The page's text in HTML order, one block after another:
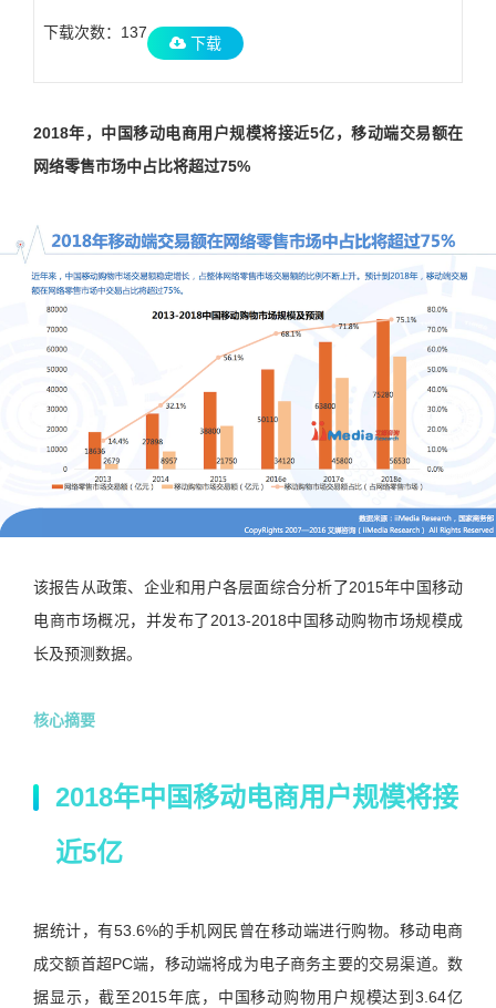
下载次数：137
下载
2018年，中国移动电商用户规模将接近5亿，移动端交易额在
网络零售市场中占比将超过75%
该报告从政策、企业和用户各层面综合分析了2015年中国移动
电商市场概况，并发布了2013-2018中国移动购物市场规模成
长及预测数据。
核心摘要
2018年中国移动电商用户规模将接
近5亿
据统计，有53.6%的手机网民曾在移动端进行购物。移动电商
成交额首超PC端，移动端将成为电子商务主要的交易渠道。数
据显示，截至2015年底，中国移动购物用户规模达到3.64亿